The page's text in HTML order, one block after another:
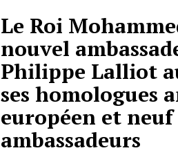
Le Roi
nouvel
Philippe Lalliot
ses homologues
européen et
ambassadeurs